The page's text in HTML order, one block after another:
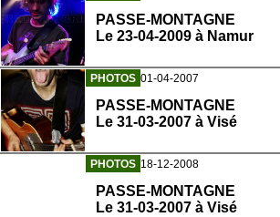
PASSE-MONTAGNE
Le 23-04-2009 à Namur
PHOTOS 01-04-2007
PASSE-MONTAGNE
Le 31-03-2007 à Visé
PHOTOS 18-12-2008
PASSE-MONTAGNE
Le 31-03-2007 à Visé